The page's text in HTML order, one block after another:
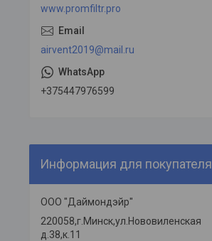
www.promfiltr.pro
airvent2019@mail.ru
+375447976599
Информация для покупателя
ООО "Даймондэйр"
220058,г.Минск,ул.Нововиленская
д.38,к.11